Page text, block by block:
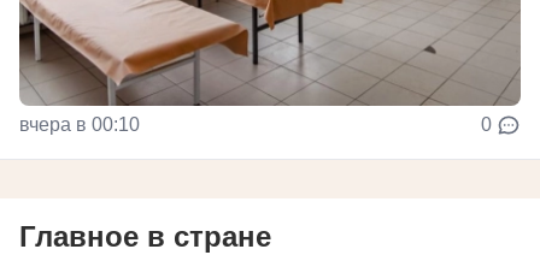
вчера в 00:10 0
Главное в стране